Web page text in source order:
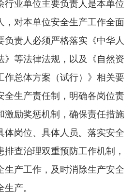
。
门要认真落实“三管三必
完善机制、明晰责任，持
人“关键少数”，加强对行
安全生产技能，增强事故
险隐患，助推安全生产治
门要坚决落实《国务院安
子方案的通知》和《自然